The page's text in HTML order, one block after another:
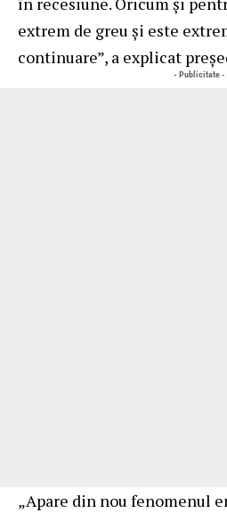
extrem de greu și este
continuare”, a explicat
- Publicitate -
„Apare din nou fenomenul